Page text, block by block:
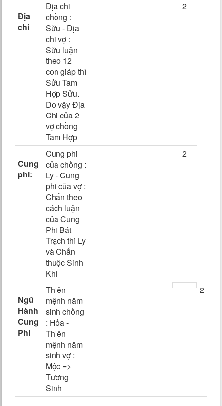
Địa
chi
Địa chi
chồng :
Sửu - Địa
chi vợ :
Sửu luận
theo 12
con giáp thì
Sửu Tam
Hợp Sửu.
Do vậy Địa
Chi của 2
vợ chồng
Tam Hợp
2
Cung
phi:
Cung phi
của chồng :
Ly - Cung
phi của vợ :
Chấn theo
cách luận
của Cung
Phi Bát
Trạch thì Ly
và Chấn
thuộc Sinh
Khí
2
Ngũ
Hành
Cung
Phi
Thiên
mệnh năm
sinh chồng
: Hỏa -
Thiên
mệnh năm
sinh vợ :
Mộc =>
Tương
Sinh
2